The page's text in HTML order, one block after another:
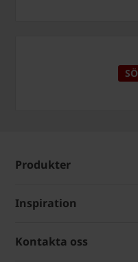
Produkter
Inspiration
Kontakta oss